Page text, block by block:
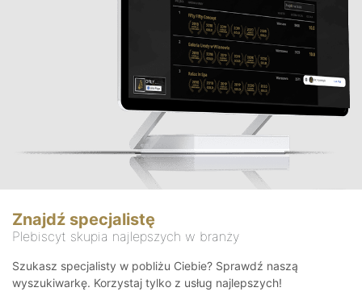
Znajdź specjalistę
Plebiscyt skupia najlepszych w branży
Szukasz specjalisty w pobliżu Ciebie? Sprawdź naszą
wyszukiwarkę. Korzystaj tylko z usług najlepszych!